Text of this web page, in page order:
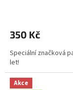
350 Kč
Speciální značková
let!
Akce